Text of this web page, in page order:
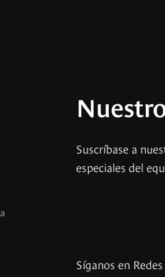
Suscríbase a
especiales del
Síganos en Redes